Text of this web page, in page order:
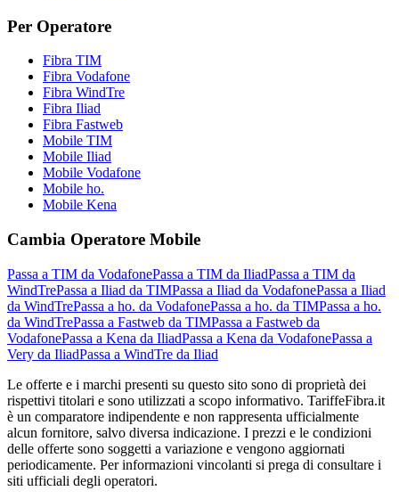
Per Operatore
Fibra TIM
Fibra Vodafone
Fibra WindTre
Fibra Iliad
Fibra Fastweb
Mobile TIM
Mobile Iliad
Mobile Vodafone
Mobile ho.
Mobile Kena
Cambia Operatore Mobile
Passa a TIM da VodafonePassa a TIM da IliadPassa a TIM da
WindTrePassa a Iliad da TIMPassa a Iliad da VodafonePassa a Iliad
da WindTrePassa a ho. da VodafonePassa a ho. da TIMPassa a ho.
da WindTrePassa a Fastweb da TIMPassa a Fastweb da
VodafonePassa a Kena da IliadPassa a Kena da VodafonePassa a
Very da IliadPassa a WindTre da Iliad
Le offerte e i marchi presenti su questo sito sono di proprietà dei
rispettivi titolari e sono utilizzati a scopo informativo. TariffeFibra.it
è un comparatore indipendente e non rappresenta ufficialmente
alcun fornitore, salvo diversa indicazione. I prezzi e le condizioni
delle offerte sono soggetti a variazione e vengono aggiornati
periodicamente. Per informazioni vincolanti si prega di consultare i
siti ufficiali degli operatori.